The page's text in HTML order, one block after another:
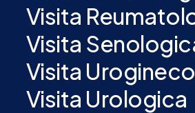
Visita
Visita
Visita
Visita Urologica